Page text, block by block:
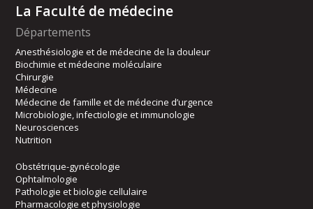
La Faculté de médecine
Départements
Anesthésiologie et de médecine de la douleur
Biochimie et médecine moléculaire
Chirurgie
Médecine
Médecine de famille et de médecine d’urgence
Microbiologie, infectiologie et immunologie
Neurosciences
Nutrition
Obstétrique-gynécologie
Ophtalmologie
Pathologie et biologie cellulaire
Pharmacologie et physiologie